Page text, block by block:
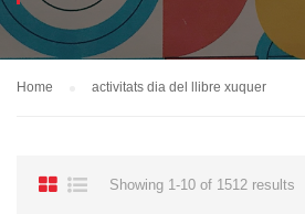
Home activitats dia del llibre xuquer
Showing 1-10 of 1512 results